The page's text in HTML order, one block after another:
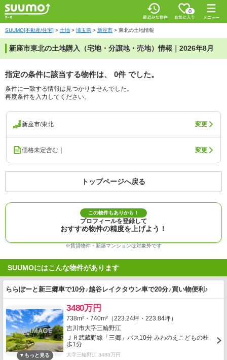
0
SUUMO[不動産/住宅] > 土地 > 埼玉県 > 新座市 > 東北の土地情報
新座市東北の土地購入（宅地・分譲地・売地）情報｜2026年8月
指定の条件に該当する物件は、 0件 でした。
条件に一致する情報は見つかりませんでした。
再度条件を入力してください。
新座市/東北 変更
価格未定含む｜ 変更
トップページへ戻る
この物件もありかも！
プロフィールを登録して
おすすめ物件の精度を上げよう！
※賃貸物件・新築マンションは対象外です
SUUMOにはこんな物件があります
ららぽーと新三郷車で10分♪越谷レイクタウン車で20分♪買い物便利♪
3480万円
738m²・740m²（223.24坪・223.84坪）
吉川市大字三輪野江
ＪＲ武蔵野線「三郷」バス10分 みわのえこどもの杜
歩1分
大字三輪野江 3480万円